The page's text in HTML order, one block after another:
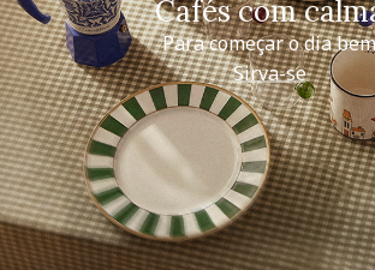
Cafés com
Para começar o dia bem
Sirva-se